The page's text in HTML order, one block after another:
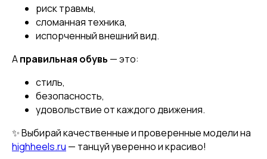
риск травмы,
сломанная техника,
испорченный внешний вид.
Аправильная обувь — это:
стиль,
безопасность,
удовольствие от каждого движения.
✨ Выбирай качественные и проверенные модели на
highheels.ru — танцуй уверенно и красиво!
ИНДИВИДУАЛЬНЫЙ
ПОШИВ ХИЛСОВ
[ CUSTOM FOOTWEAR ]